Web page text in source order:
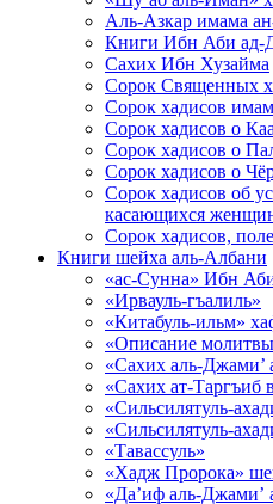
Аль-Азкар имама
Книги Ибн Аби ад-
Сахих Ибн Хузайма
Сорок Священных
Сорок хадисов
Сорок хадисов о
Сорок хадисов о
Сорок хадисов о
Сорок хадисов об
касающихся
Сорок хадисов,
Книги шейха аль-Албани
«ас-Сунна» Ибн
«Ирвауль-гъалиль»
«Китабуль-ильм»
«Описание
«Сахих аль-Джами’
«Сахих ат-Таргъиб
«Сильсилятуль-
«Сильсилятуль-
«Тавассуль»
«Хадж Пророка»
«Да’иф аль-Джами’